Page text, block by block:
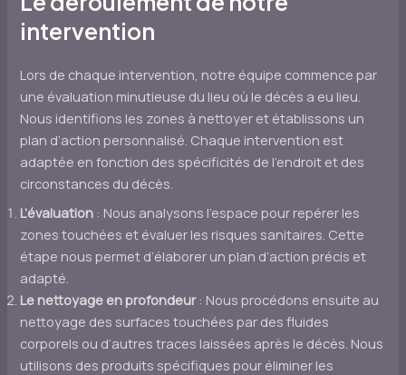
intervention
Lors de chaque intervention, notre équipe commence par
une évaluation minutieuse du lieu où le décès a eu lieu.
Nous identifions les zones à nettoyer et établissons un
plan d’action personnalisé. Chaque intervention est
adaptée en fonction des spécificités de l’endroit et des
circonstances du décès.
L’évaluation : Nous analysons l’espace pour repérer les
zones touchées et évaluer les risques sanitaires. Cette
étape nous permet d’élaborer un plan d’action précis et
adapté.
Le nettoyage en profondeur: Nous procédons ensuite au
nettoyage des surfaces touchées par des fluides
corporels ou d’autres traces laissées après le décès. Nous
utilisons des produits spécifiques pour éliminer les